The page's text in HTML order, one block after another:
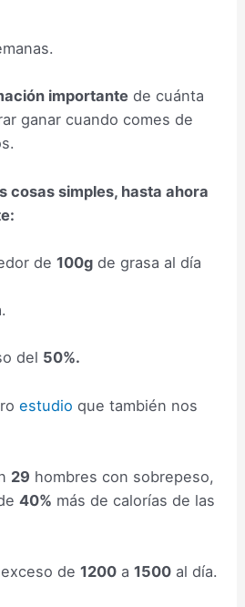
importante de cuánta
ganar cuando comes de
cosas simples, hasta ahora
de100g de grasa al día
del 50%.
estudio que también nos
29 hombres con sobrepeso,
40% más de calorías de las
de1200 a1500 al día.